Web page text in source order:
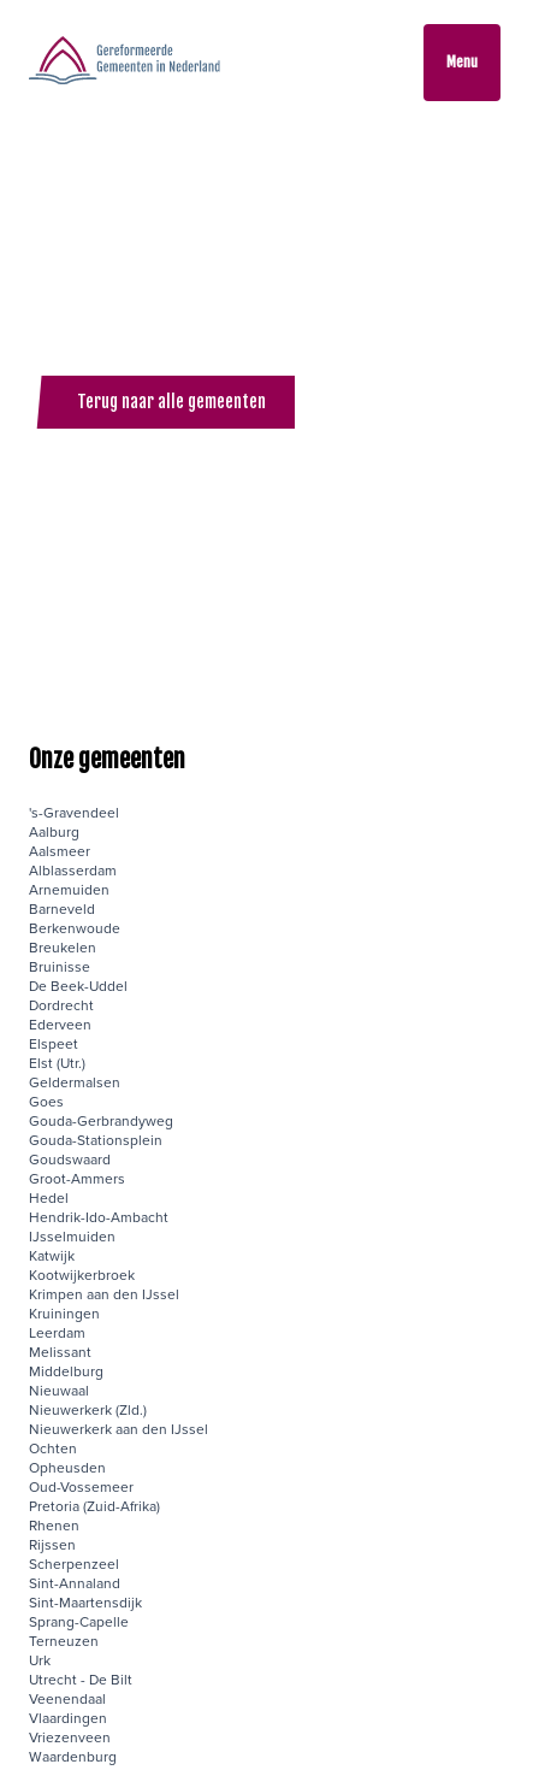
Menu
Terug naar alle gemeenten
Onze gemeenten
's-Gravendeel
Aalburg
Aalsmeer
Alblasserdam
Arnemuiden
Barneveld
Berkenwoude
Breukelen
Bruinisse
De Beek-Uddel
Dordrecht
Ederveen
Elspeet
Elst (Utr.)
Geldermalsen
Goes
Gouda-Gerbrandyweg
Gouda-Stationsplein
Goudswaard
Groot-Ammers
Hedel
Hendrik-Ido-Ambacht
IJsselmuiden
Katwijk
Kootwijkerbroek
Krimpen aan den IJssel
Kruiningen
Leerdam
Melissant
Middelburg
Nieuwaal
Nieuwerkerk (Zld.)
Nieuwerkerk aan den IJssel
Ochten
Opheusden
Oud-Vossemeer
Pretoria (Zuid-Afrika)
Rhenen
Rijssen
Scherpenzeel
Sint-Annaland
Sint-Maartensdijk
Sprang-Capelle
Terneuzen
Urk
Utrecht - De Bilt
Veenendaal
Vlaardingen
Vriezenveen
Waardenburg